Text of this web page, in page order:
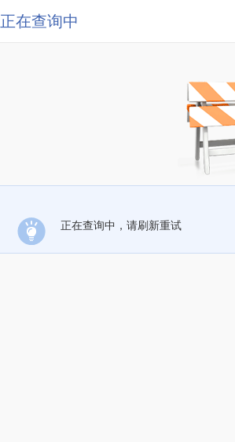
正在查询中
正在查询中，请刷新重试